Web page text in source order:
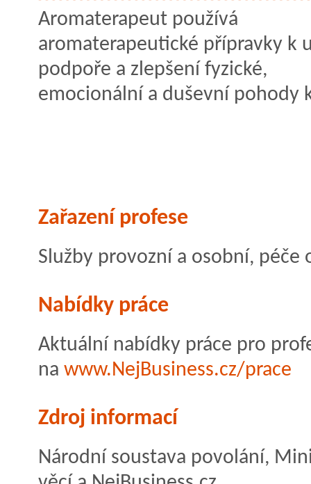
Aromaterapeut používá
aromaterapeutické přípravky k
podpoře a zlepšení fyzické,
emocionální a duševní pohody
Zařazení profese
Služby provozní a osobní, péče
Nabídky práce
Aktuální nabídky práce pro
na www.NejBusiness.cz/prace
Zdroj informací
Národní soustava povolání,